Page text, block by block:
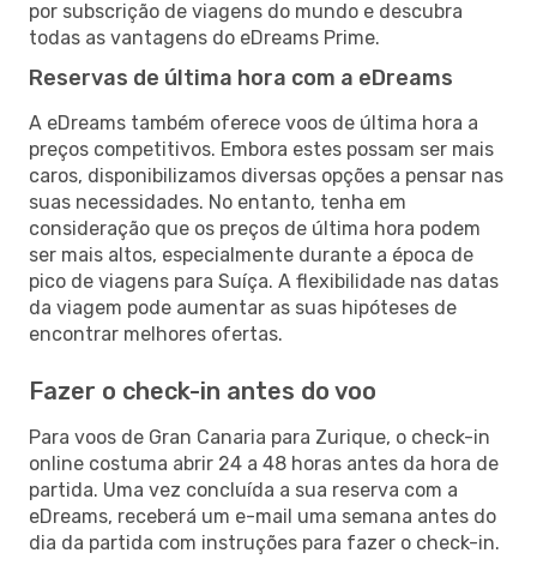
por subscrição de viagens do mundo e descubra
todas as vantagens do eDreams Prime.
Reservas de última hora com a eDreams
A eDreams também oferece voos de última hora a
preços competitivos. Embora estes possam ser mais
caros, disponibilizamos diversas opções a pensar nas
suas necessidades. No entanto, tenha em
consideração que os preços de última hora podem
ser mais altos, especialmente durante a época de
pico de viagens para Suíça. A flexibilidade nas datas
da viagem pode aumentar as suas hipóteses de
encontrar melhores ofertas.
Fazer o check-in antes do voo
Para voos de Gran Canaria para Zurique, o check-in
online costuma abrir 24 a 48 horas antes da hora de
partida. Uma vez concluída a sua reserva com a
eDreams, receberá um e-mail uma semana antes do
dia da partida com instruções para fazer o check-in.